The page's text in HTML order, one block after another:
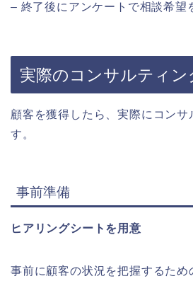
– 終了後にアンケートで相談希望
実際のコンサルティン
顧客を獲得したら、実際にコンサ
す。
事前準備
ヒアリングシートを用意
事前に顧客の状況を把握するため